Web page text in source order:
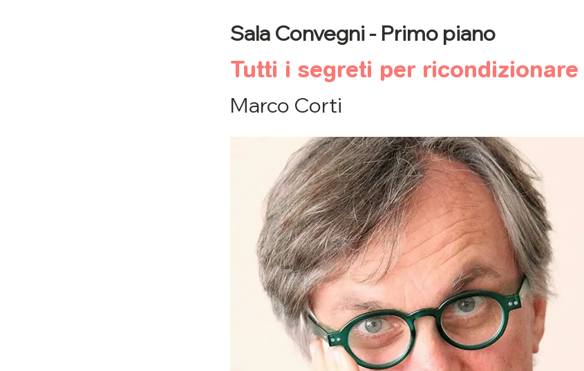
Sala Convegni - Primo piano
Tutti i segreti per ricondizionare
Marco Corti